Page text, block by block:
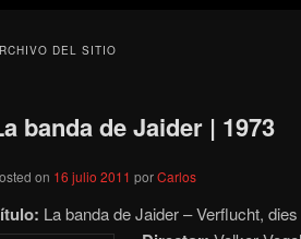
DEL SITIO
banda de Jaider | 1973
on 16 julio 2011 porCarlos
La banda de Jaider – Verflucht,